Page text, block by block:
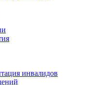
инвалидов